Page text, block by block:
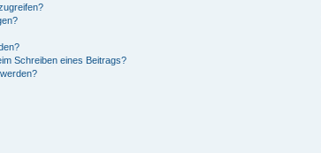
Schreiben eines Beitrags?